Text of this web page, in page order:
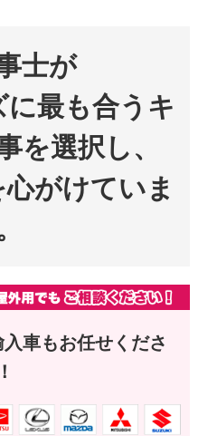
士が
最も合うキ
を選択し、
がけていま
車もお任せくださ